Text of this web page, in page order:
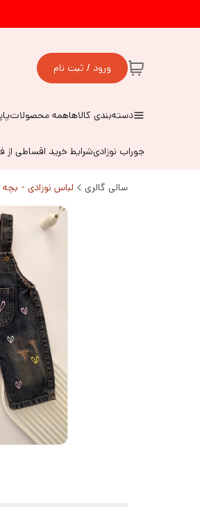
ورود / ثبت نام
دسته‌بندی کالاهاهمه محصولات
جوراب نوزادیشرایط خرید اقساطی از
سالی گالری لباس نوزادی -